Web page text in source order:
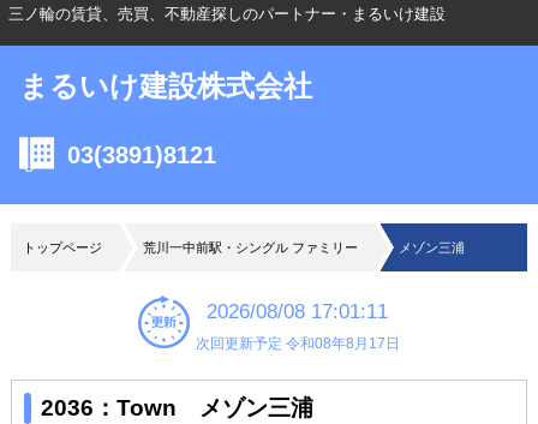
三ノ輪の賃貸、売買、不動産探しのパートナー・まるいけ建設
まるいけ建設株式会社
03(3891)8121
トップページ 荒川一中前駅・シングル ファミリー メゾン三浦
2026/08/08 17:01:11
次回更新予定 令和08年8月17日
2036：Town メゾン三浦